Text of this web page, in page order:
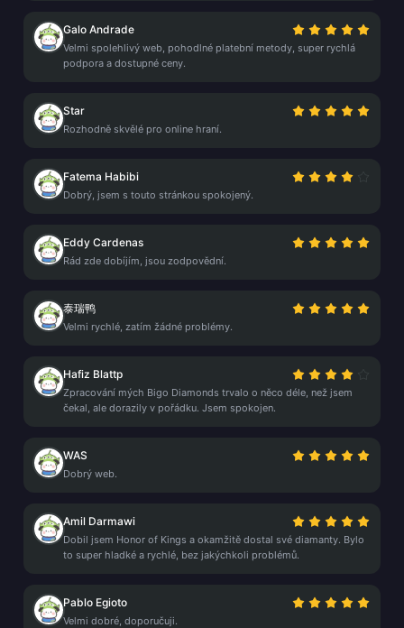
Galo Andrade
Velmi spolehlivý web, pohodlné platební metody, super rychlá
podpora a dostupné ceny.
Star
Rozhodně skvělé pro online hraní.
Fatema Habibi
Dobrý, jsem s touto stránkou spokojený.
Eddy Cardenas
Rád zde dobíjím, jsou zodpovědní.
泰瑞鸭
Velmi rychlé, zatím žádné problémy.
Hafiz Blattp
Zpracování mých Bigo Diamonds trvalo o něco déle, než jsem
čekal, ale dorazily v pořádku. Jsem spokojen.
WAS
Dobrý web.
Amil Darmawi
Dobil jsem Honor of Kings a okamžitě dostal své diamanty. Bylo
to super hladké a rychlé, bez jakýchkoli problémů.
Pablo Egioto
Velmi dobré, doporučuji.